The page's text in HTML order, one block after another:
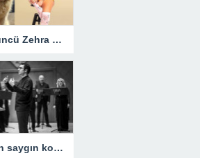
Çağlar Söyüncü Zehra Yılmaz’ı takip etti! Zehra Yılmaz kimdir?
Dünyanın en saygın korolar buluşması